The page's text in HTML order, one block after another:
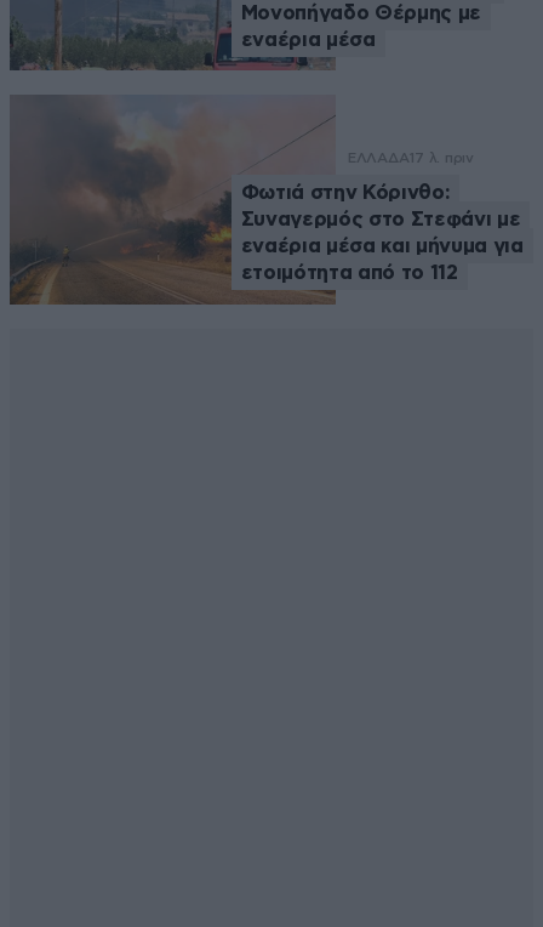
Μονοπήγαδο Θέρμης με
εναέρια μέσα
ΕΛΛΑΔΑ 17 λ. πριν
Φωτιά στην Κόρινθο:
Συναγερμός στο Στεφάνι με
εναέρια μέσα και μήνυμα για
ετοιμότητα από το 112